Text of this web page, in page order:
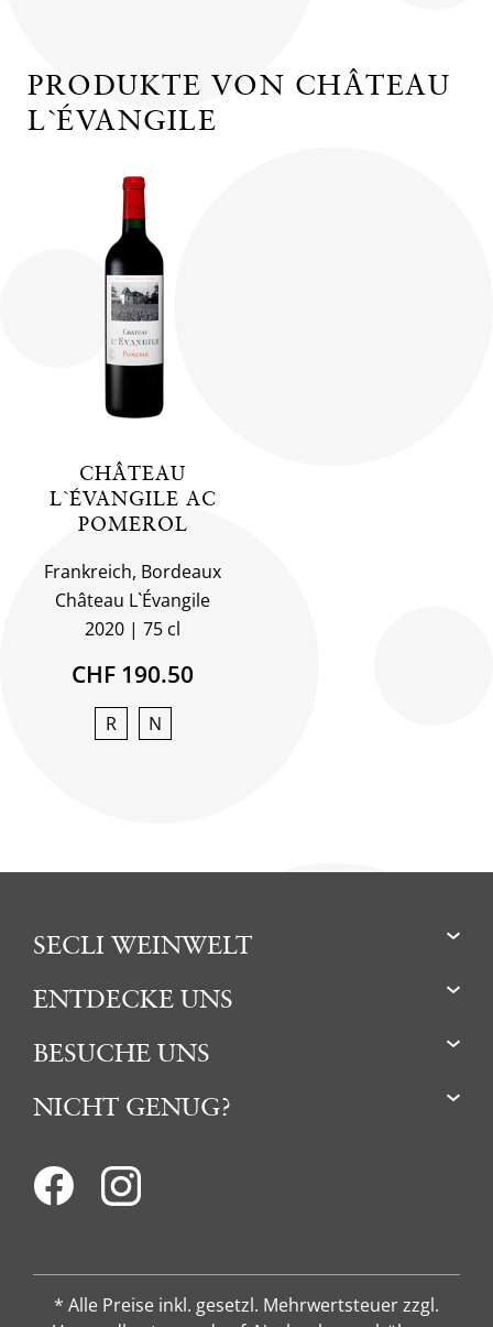
PRODUKTE VON CHÂTEAU
L`ÉVANGILE
CHÂTEAU
L`ÉVANGILE AC
POMEROL
Frankreich, Bordeaux
Château L`Évangile
2020
75 cl
CHF 190.50
R N
SECLI WEINWELT
ENTDECKE UNS
BESUCHE UNS
NICHT GENUG?
* Alle Preise inkl. gesetzl. Mehrwertsteuer zzgl.